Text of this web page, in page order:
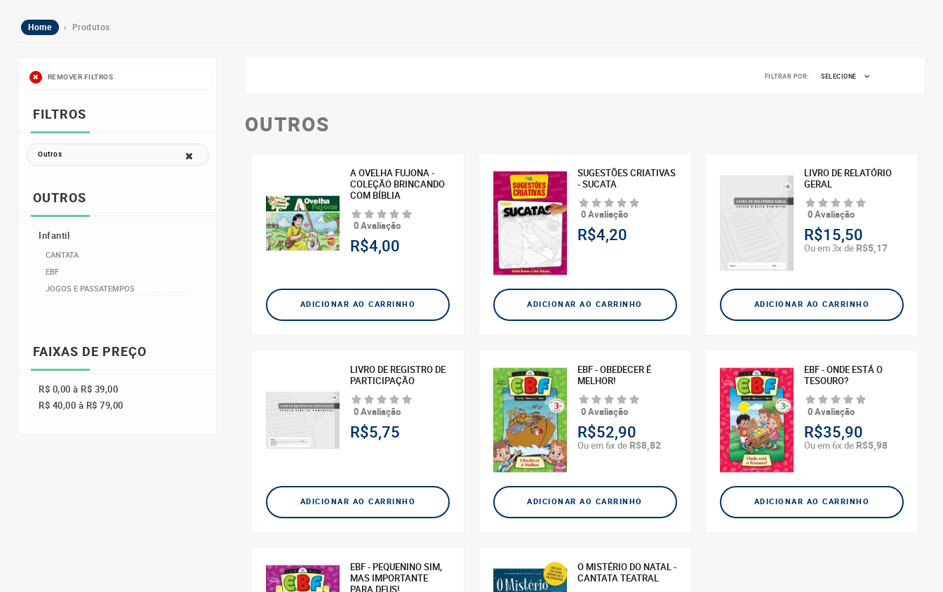
Home › Produtos
REMOVER FILTROS
FILTROS
Outros
OUTROS
Infantil
CANTATA
EBF
JOGOS E PASSATEMPOS
FAIXAS DE PREÇO
R$ 0,00 à R$ 39,00
R$ 40,00 à R$ 79,00
FILTRAR POR: SELECIONE
OUTROS
A OVELHA FUJONA -
COLEÇÃO BRINCANDO
COM BÍBLIA
0 Avaliação
R$4,00
ADICIONAR AO CARRINHO
SUGESTÕES CRIATIVAS
- SUCATA
0 Avaliação
R$4,20
ADICIONAR AO CARRINHO
LIVRO DE RELATÓRIO
GERAL
0 Avaliação
R$15,50
Ou em 3x de R$5,17
ADICIONAR AO CARRINHO
LIVRO DE REGISTRO DE
PARTICIPAÇÃO
0 Avaliação
R$5,75
ADICIONAR AO CARRINHO
EBF - OBEDECER É
MELHOR!
0 Avaliação
R$52,90
Ou em 6x de R$8,82
ADICIONAR AO CARRINHO
EBF - ONDE ESTÁ O
TESOURO?
0 Avaliação
R$35,90
Ou em 6x de R$5,98
ADICIONAR AO CARRINHO
EBF - PEQUENINO SIM,
MAS IMPORTANTE
O MISTÉRIO DO NATAL -
CANTATA TEATRAL